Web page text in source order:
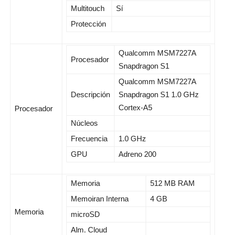
Multitouch
Sí
Protección
Procesador
Procesador
Qualcomm MSM7227A
Snapdragon S1
Descripción
Qualcomm MSM7227A
Snapdragon S1 1.0 GHz
Cortex-A5
Núcleos
Frecuencia
1.0 GHz
GPU
Adreno 200
Memoria
Memoria
512 MB RAM
Memoiran Interna
4 GB
microSD
Alm. Cloud